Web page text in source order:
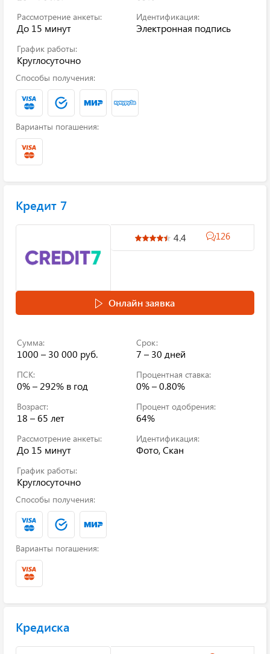
Рассмотрение анкеты:
До 15 минут
Идентификация:
Электронная подпись
График работы:
Круглосуточно
Способы получения:
Варианты погашения:
Кредит 7
4.4 126
Онлайн заявка
Сумма:
1000 – 30 000 руб.
Срок:
7 – 30 дней
ПСК:
0% – 292% в год
Процентная ставка:
0% – 0.80%
Возраст:
18 – 65 лет
Процент одобрения:
64%
Рассмотрение анкеты:
До 15 минут
Идентификация:
Фото, Скан
График работы:
Круглосуточно
Способы получения:
Варианты погашения:
Кредиска